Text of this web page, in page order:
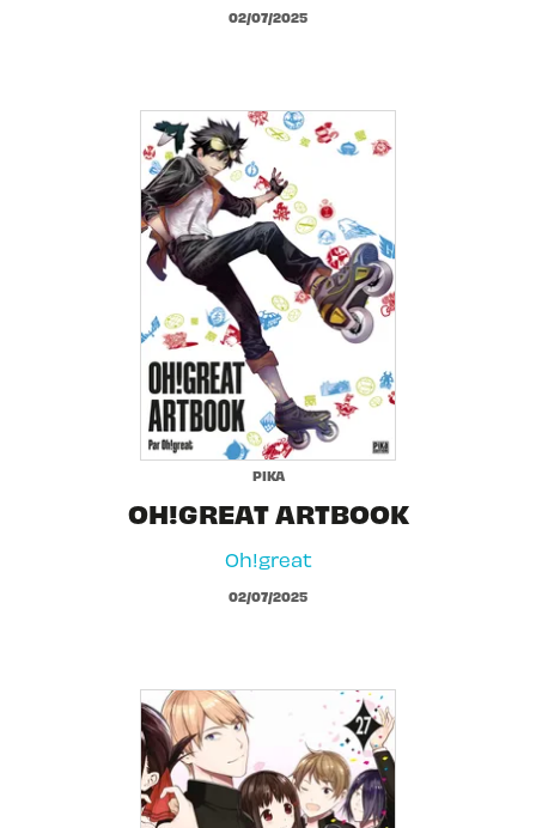
02/07/2025
PIKA
OH!GREAT ARTBOOK
Oh!great
02/07/2025